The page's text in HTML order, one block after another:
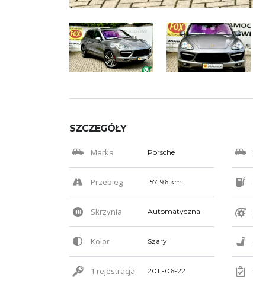
SZCZEGÓŁY
Marka Porsche
Przebieg 157196 km
Skrzynia Automatyczna
Kolor Szary
1 rejestracja 2011-06-22